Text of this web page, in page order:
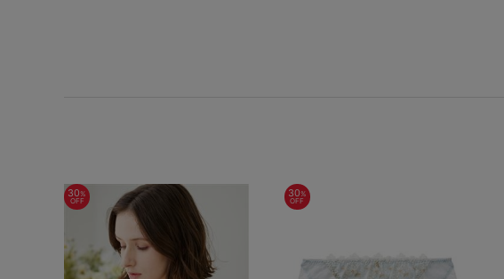
L-AB L-CD L-EF
LL-EF
30%
OFF
30%
OFF